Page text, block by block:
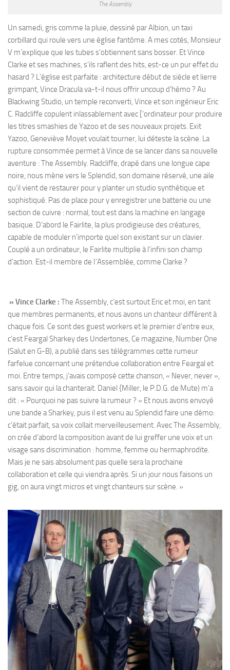
The Assembly
Un samedi, gris comme la pluie, dessiné par Albion, un taxi
corbillard qui roule vers une église fantôme. A mes cotés, Monsieur
V m’explique que les tubes s’obtiennent sans bosser. Et Vince
Clarke et ses machines, s’ils raflent des hits, est-ce un pur effet du
hasard ? L’église est parfaite : architecture début de siècle et lierre
grimpant, Vince Dracula va-t-il nous offrir uncoup d’hémo ? Au
Blackwing Studio, un temple reconverti, Vince et son ingénieur Eric
C. Radcliffe copulent inlassablement avec [‘ordinateur pour produire
les titres smashies de Yazoo et de ses nouveaux projets. Exit
Yazoo, Geneviève Moyet voulait tourner, lui déteste la scène. La
rupture consommée permet à Vince de se lancer dans sa nouvelle
aventure : The Assembly. Radcliffe, drapé dans une longue cape
noire, nous mène vers le Splendid, son domaine réservé, une aile
qu’il vient de restaurer pour y planter un studio synthétique et
sophistiqué. Pas de place pour y enregistrer une batterie ou une
section de cuivre : normal, tout est dans la machine en langage
basique. D’abord le Fairlite, la plus prodigieuse des créatures,
capable de moduler n’importe quel son existant sur un clavier.
Couplé a un ordinateur, le Fairlite multiplie à l’infini son champ
d’action. Est-il membre de I’Assemblée, comme Clarke ?
» Vince Clarke : The Assembly, c’est surtout Eric et moi, en tant
que membres permanents, et nous avons un chanteur différent à
chaque fois. Ce sont des guest workers et le premier d’entre eux,
c’est Feargal Sharkey des Undertones, Ce magazine, Number One
(Salut en G-B), a publié dans ses télégrammes cette rumeur
farfelue concernant une prétendue collaboration entre Feargal et
moi. Entre temps, j’avais composé cette chanson, « Never, never »,
sans savoir qui la chanterait. Daniel {Miller, le P.D.G. de Mute) m’a
dit : « Pourquoi ne pas suivre la rumeur ? » Et nous avons envoyé
une bande a Sharkey, puis il est venu au Splendid faire une démo:
c’était parfait, sa voix collait merveilleusement. Avec The Assembly,
on crée d’abord la composition avant de lui greffer une voix et un
visage sans discrimination : homme, femme ou hermaphrodite.
Mais je ne sais absolument pas quelle sera la prochaine
collaboration et celle qui viendra après. Si un jour nous faisons un
gig, on aura vingt micros et vingt chanteurs sur scène. »